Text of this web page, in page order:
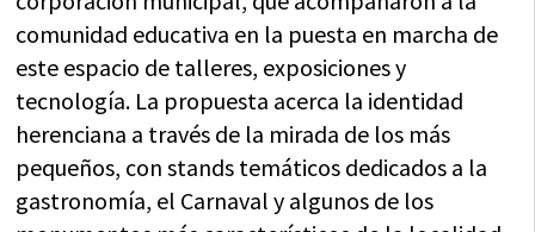
comunidad educativa en la puesta en marcha de
este espacio de talleres, exposiciones y
tecnología. La propuesta acerca la identidad
herenciana a través de la mirada de los más
pequeños, con stands temáticos dedicados a la
gastronomía, el Carnaval y algunos de los